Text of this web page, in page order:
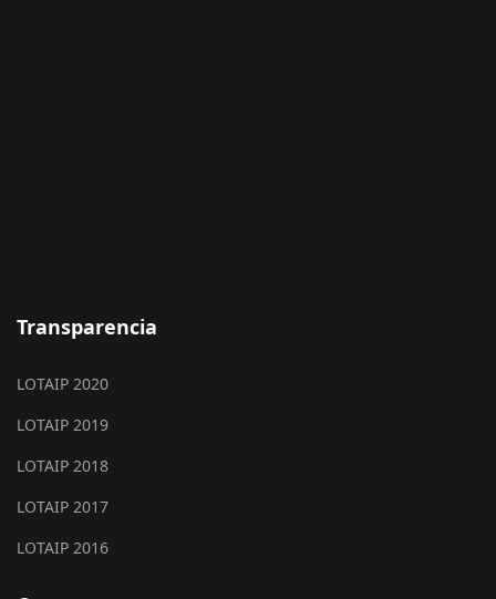
Transparencia
LOTAIP 2020
LOTAIP 2019
LOTAIP 2018
LOTAIP 2017
LOTAIP 2016